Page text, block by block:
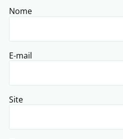
Nome
E-mail
Site